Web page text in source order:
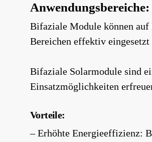
Anwendungsbereiche:
Bifaziale Module können auf
Bereichen effektiv eingesetzt
Bifaziale Solarmodule sind
Einsatzmöglichkeiten
Vorteile:
– Erhöhte Energieeffizienz: